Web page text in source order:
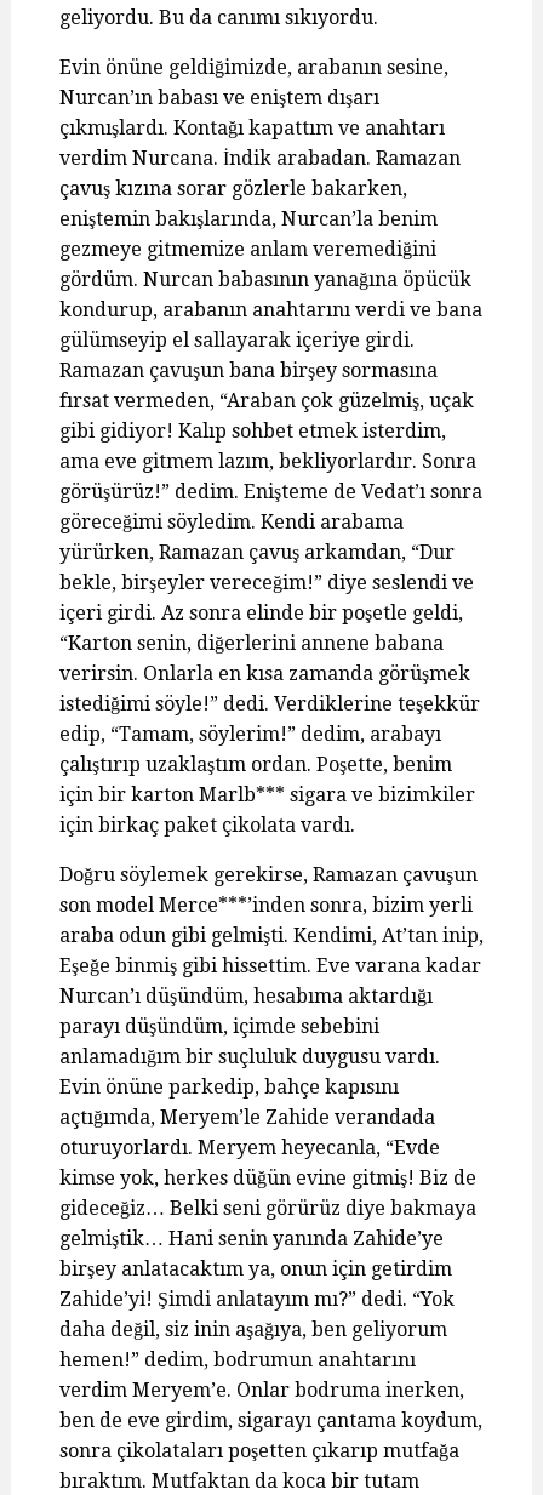
geliyordu. Bu da canımı sıkıyordu.
Evin önüne geldiğimizde, arabanın sesine,
Nurcan’ın babası ve eniştem dışarı
çıkmışlardı. Kontağı kapattım ve anahtarı
verdim Nurcana. İndik arabadan. Ramazan
çavuş kızına sorar gözlerle bakarken,
eniştemin bakışlarında, Nurcan’la benim
gezmeye gitmemize anlam veremediğini
gördüm. Nurcan babasının yanağına öpücük
kondurup, arabanın anahtarını verdi ve bana
gülümseyip el sallayarak içeriye girdi.
Ramazan çavuşun bana birşey sormasına
fırsat vermeden, “Araban çok güzelmiş, uçak
gibi gidiyor! Kalıp sohbet etmek isterdim,
ama eve gitmem lazım, bekliyorlardır. Sonra
görüşürüz!” dedim. Enişteme de Vedat’ı sonra
göreceğimi söyledim. Kendi arabama
yürürken, Ramazan çavuş arkamdan, “Dur
bekle, birşeyler vereceğim!” diye seslendi ve
içeri girdi. Az sonra elinde bir poşetle geldi,
“Karton senin, diğerlerini annene babana
verirsin. Onlarla en kısa zamanda görüşmek
istediğimi söyle!” dedi. Verdiklerine teşekkür
edip, “Tamam, söylerim!” dedim, arabayı
çalıştırıp uzaklaştım ordan. Poşette, benim
için bir karton Marlb*** sigara ve bizimkiler
için birkaç paket çikolata vardı.
Doğru söylemek gerekirse, Ramazan çavuşun
son model Merce***’inden sonra, bizim yerli
araba odun gibi gelmişti. Kendimi, At’tan inip,
Eşeğe binmiş gibi hissettim. Eve varana kadar
Nurcan’ı düşündüm, hesabıma aktardığı
parayı düşündüm, içimde sebebini
anlamadığım bir suçluluk duygusu vardı.
Evin önüne parkedip, bahçe kapısını
açtığımda, Meryem’le Zahide verandada
oturuyorlardı. Meryem heyecanla, “Evde
kimse yok, herkes düğün evine gitmiş! Biz de
gideceğiz… Belki seni görürüz diye bakmaya
gelmiştik… Hani senin yanında Zahide’ye
birşey anlatacaktım ya, onun için getirdim
Zahide’yi! Şimdi anlatayım mı?” dedi. “Yok
daha değil, siz inin aşağıya, ben geliyorum
hemen!” dedim, bodrumun anahtarını
verdim Meryem’e. Onlar bodruma inerken,
ben de eve girdim, sigarayı çantama koydum,
sonra çikolataları poşetten çıkarıp mutfağa
bıraktım. Mutfaktan da koca bir tutam